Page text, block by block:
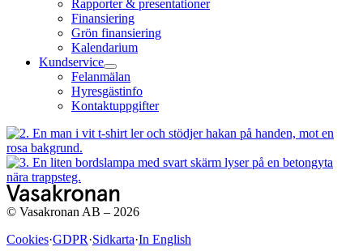
Rapporter & presentationer
Finansiering
Grön finansiering
Kalendarium
Kundservice
Felanmälan
Hyresgästinfo
Kontaktuppgifter
© Vasakronan AB – 2026
Cookies·GDPR·Sidkarta·In English